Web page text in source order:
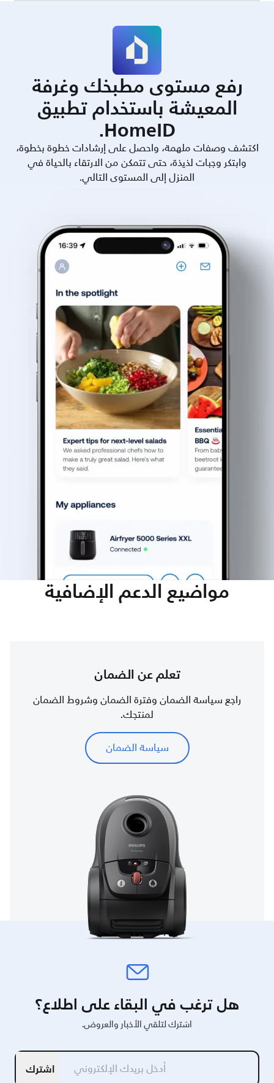
رفع مستوى مطبخك وغرفة
المعيشة باستخدام تطبيق
HomeID.
اكتشف وصفات ملهمة، واحصل على إرشادات خطوة بخطوة،
وابتكر وجبات لذيذة، حتى تتمكن من الارتقاء بالحياة في
المنزل إلى المستوى التالي.
مواضيع الدعم الإضافية
تعلم عن الضمان
راجع سياسة الضمان وفترة الضمان وشروط الضمان
لمنتجك.
سياسة الضمان
هل ترغب في البقاء على اطلاع؟
اشترك لتلقي الأخبار والعروض.
اشترك